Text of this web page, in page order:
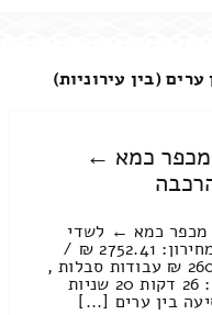
(בין עירוניות)
מכפר כמא ←
מכפר כמא ← לשדי
אברהם כולל פירוק והרכבה מחיר מחירון: 2752.41 ₪ /
אלה שבטווח המחירים 3400 – 2600 ₪ עבודות סבלות ,
טעינה ופריקה : 1176.78 ₪ / זמן : 26 דקות 20 שניות